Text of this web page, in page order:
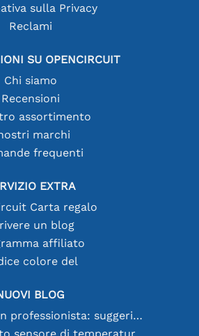
sulla Privacy
Reclami
SU OPENCIRCUIT
Chi siamo
Recensioni
assortimento
marchi
frequenti
EXTRA
Carta regalo
un blog
affiliato
colore del
BLOG
Saldare come un professionista: suggerimenti per connessioni elettroniche perfette